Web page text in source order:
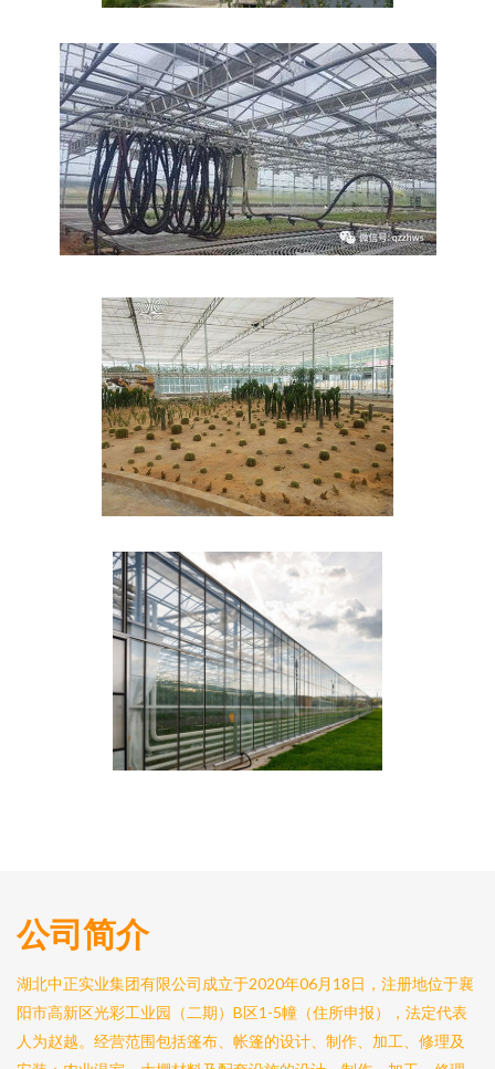
公司简介
湖北中正实业集团有限公司成立于2020年06月18日，注册地位于襄
阳市高新区光彩工业园（二期）B区1-5幢（住所申报），法定代表
人为赵越。经营范围包括篷布、帐篷的设计、制作、加工、修理及